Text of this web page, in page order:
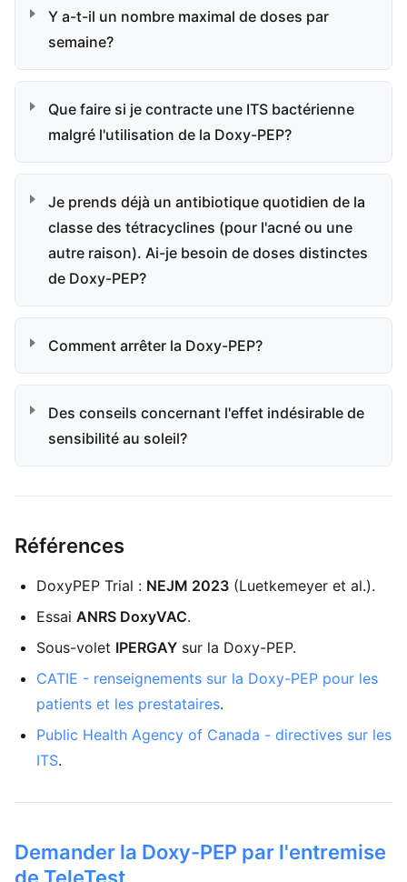
Y a-t-il un nombre maximal de doses par
semaine?
Que faire si je contracte une ITS bactérienne
malgré l'utilisation de la Doxy-PEP?
Je prends déjà un antibiotique quotidien de la
classe des tétracyclines (pour l'acné ou une
autre raison). Ai-je besoin de doses distinctes
de Doxy-PEP?
Comment arrêter la Doxy-PEP?
Des conseils concernant l'effet indésirable de
sensibilité au soleil?
Références
DoxyPEP Trial : NEJM 2023 (Luetkemeyer et al.).
Essai ANRS DoxyVAC.
Sous-volet IPERGAY sur la Doxy-PEP.
CATIE - renseignements sur la Doxy-PEP pour les
patients et les prestataires.
Public Health Agency of Canada - directives sur les
ITS.
Demander la Doxy-PEP par l'entremise